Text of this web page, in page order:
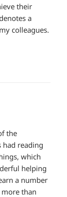
their
a
colleagues.
the
had reading
which
helping
a number
than